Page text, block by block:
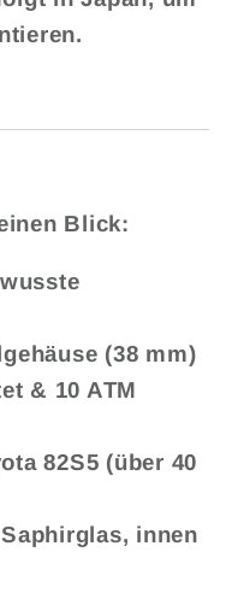
Blick:
(38 mm)
& 10 ATM
82S5 (über 40
innen